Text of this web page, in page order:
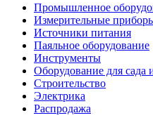
Промышленное
Измерительные
Источники питания
Паяльное оборудование
Инструменты
Оборудование для сада
Строительство
Электрика
Распродажа